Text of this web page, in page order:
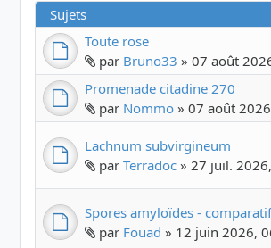
Sujets
Toute rose
par Bruno33 » 07 août
Promenade citadine 270
par Nommo » 07 août
Lachnum subvirgineum
par Terradoc » 27 juil.
Spores amyloïdes - comparatif
par Fouad » 12 juin 2026,